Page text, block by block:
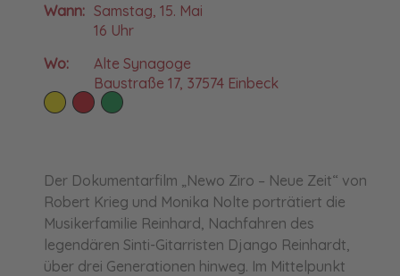
Wann: Samstag, 15. Mai
16 Uhr
Wo:
Alte Synagoge
Baustraße 17, 37574 Einbeck
Der Dokumentarfilm „Newo Ziro – Neue Zeit“ von
Robert Krieg und Monika Nolte porträtiert die
Musikerfamilie Reinhard, Nachfahren des
legendären Sinti-Gitarristen Django Reinhardt,
über drei Generationen hinweg. Im Mittelpunkt